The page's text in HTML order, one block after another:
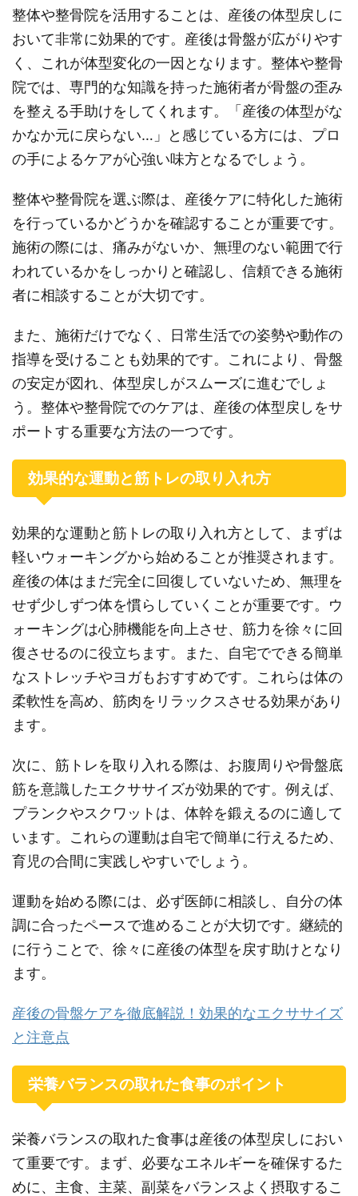
整体や整骨院を活用することは、産後の体型戻しに
おいて非常に効果的です。産後は骨盤が広がりやす
く、これが体型変化の一因となります。整体や整骨
院では、専門的な知識を持った施術者が骨盤の歪み
を整える手助けをしてくれます。「産後の体型がな
かなか元に戻らない…」と感じている方には、プロ
の手によるケアが心強い味方となるでしょう。
整体や整骨院を選ぶ際は、産後ケアに特化した施術
を行っているかどうかを確認することが重要です。
施術の際には、痛みがないか、無理のない範囲で行
われているかをしっかりと確認し、信頼できる施術
者に相談することが大切です。
また、施術だけでなく、日常生活での姿勢や動作の
指導を受けることも効果的です。これにより、骨盤
の安定が図れ、体型戻しがスムーズに進むでしょ
う。整体や整骨院でのケアは、産後の体型戻しをサ
ポートする重要な方法の一つです。
効果的な運動と筋トレの取り入れ方
効果的な運動と筋トレの取り入れ方として、まずは
軽いウォーキングから始めることが推奨されます。
産後の体はまだ完全に回復していないため、無理を
せず少しずつ体を慣らしていくことが重要です。ウ
ォーキングは心肺機能を向上させ、筋力を徐々に回
復させるのに役立ちます。また、自宅でできる簡単
なストレッチやヨガもおすすめです。これらは体の
柔軟性を高め、筋肉をリラックスさせる効果があり
ます。
次に、筋トレを取り入れる際は、お腹周りや骨盤底
筋を意識したエクササイズが効果的です。例えば、
プランクやスクワットは、体幹を鍛えるのに適して
います。これらの運動は自宅で簡単に行えるため、
育児の合間に実践しやすいでしょう。
運動を始める際には、必ず医師に相談し、自分の体
調に合ったペースで進めることが大切です。継続的
に行うことで、徐々に産後の体型を戻す助けとなり
ます。
産後の骨盤ケアを徹底解説！効果的なエクササイズ
と注意点
栄養バランスの取れた食事のポイント
栄養バランスの取れた食事は産後の体型戻しにおい
て重要です。まず、必要なエネルギーを確保するた
めに、主食、主菜、副菜をバランスよく摂取するこ